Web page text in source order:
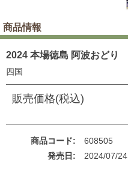
商品情報
2024 本場徳島 阿波おどり
四国
販売価格(税込)
商品コード
608505
発売日
2024/07/24